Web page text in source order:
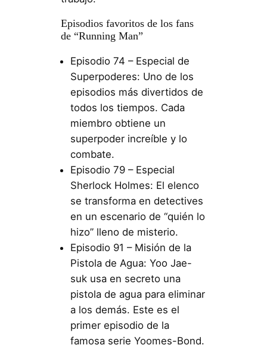
Episodios favoritos de los fans
de “Running Man”
Episodio 74 – Especial de
Superpoderes: Uno de los
episodios más divertidos de
todos los tiempos. Cada
miembro obtiene un
superpoder increíble y lo
combate.
Episodio 79 – Especial
Sherlock Holmes: El elenco
se transforma en detectives
en un escenario de “quién lo
hizo” lleno de misterio.
Episodio 91 – Misión de la
Pistola de Agua: Yoo Jae-
suk usa en secreto una
pistola de agua para eliminar
a los demás. Este es el
primer episodio de la
famosa serie Yoomes-Bond.